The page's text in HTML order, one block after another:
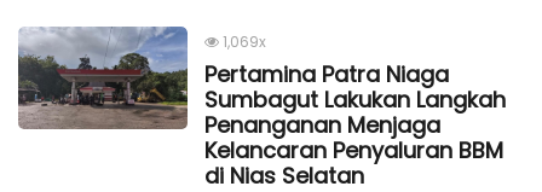
1,069x
Pertamina Patra Niaga
Sumbagut Lakukan Langkah
Penanganan Menjaga
Kelancaran Penyaluran BBM
di Nias Selatan